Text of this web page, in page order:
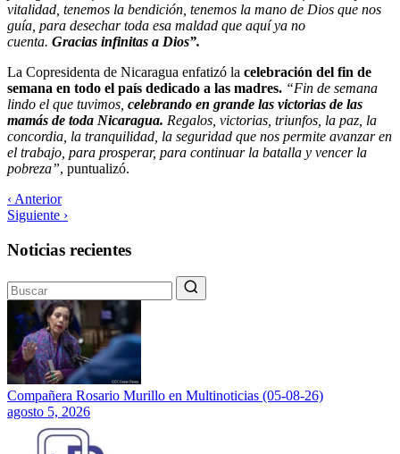
vitalidad, tenemos la bendición, tenemos la mano de Dios que nos
guía, para desechar toda esa maldad que aquí ya no
cuenta. Gracias infinitas a Dios”.
La Copresidenta de Nicaragua enfatizó la celebración del fin de
semana en todo el país dedicado a las madres. “Fin de semana
lindo el que tuvimos, celebrando en grande las victorias de las
mamás de toda Nicaragua. Regalos, victorias, triunfos, la paz, la
concordia, la tranquilidad, la seguridad que nos permite avanzar en
el trabajo, para prosperar, para continuar la batalla y vencer la
pobreza”, puntualizó.
‹ Anterior
Siguiente ›
Noticias recientes
Compañera Rosario Murillo en Multinoticias (05-08-26)
agosto 5, 2026